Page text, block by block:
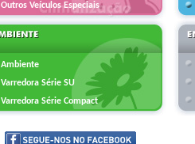
Outros Veículos Especiais
Ambiente
Varredora Série SU
Varredora Série Compact